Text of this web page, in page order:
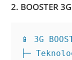
2. BOOSTER
📱 3G
├─